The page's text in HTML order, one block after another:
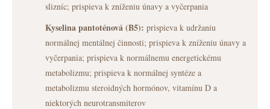
slizníc; prispieva k zníženiu únavy a vyčerpania
Kyselina pantoténová (B5): prispieva k udržaniu
normálnej mentálnej činnosti; prispieva k zníženiu únavy a
vyčerpania; prispieva k normálnemu energetickému
metabolizmu; prispieva k normálnej syntéze a
metabolizmu steroidných hormónov, vitamínu D a
niektorých neurotransmiterov